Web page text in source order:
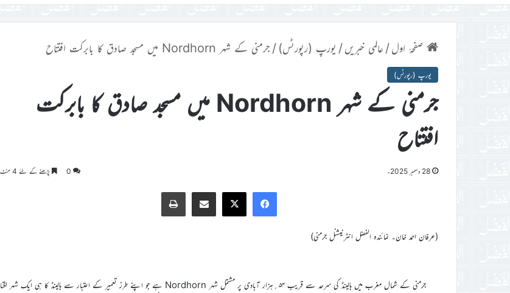
صفحۂ اول/ عالمی خبریں/ یورپ (رپورٹس) /جرمنی کے شہر Nordhorn میں مسجد صادق کا بابرکت افتتاح
یورپ (رپورٹس)
جرمنی کے شہر Nordhorn میں مسجد صادق کا بابرکت
افتتاح
28 دسمبر 2025ء 0 پڑھنے کے لئے 4 منٹ
Facebook
X
Share via Email
Print
(عرفان احمد خان۔ نمائندہ الفضل انٹرنیشنل جرمنی)
جرمنی کے شمال مغرب میں ہالینڈ کی سرحد سے قریب ۵۴؍ہزار آبادی پر مشتمل شہر Nordhorn ہے جو اپنے طرز تعمیر کے اعتبار سے ہالینڈ کا ہی ایک شہر لگتا